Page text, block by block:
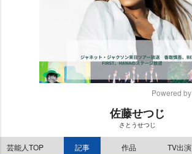
Powered by
佐藤せつじ
さとうせつじ
芸能人TOP 記事 作品 TV出演